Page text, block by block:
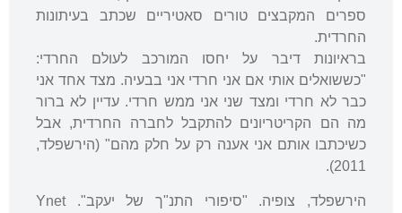
ספרים המקבצים טורים סאטיריים שכתב בעיתונות
החרדית.
בראיונות דיבר על יחסו המורכב לעולם החרדי:
"כששואלים אותי אם אני חרדי אני בבעיה. מצד אחד אני
כבר לא חרדי ומצד שני אני ממש חרדי. עדיין לא ברור
מה הם הקריטריונים להתקבל לחברה החרדית, אבל
כשיכתבו אותם אני אענה רק על חלק מהם" (הירשפלד,
2011).
הירשפלד, צופיה. "סיפורי התנ"ך של יעקב". Ynet